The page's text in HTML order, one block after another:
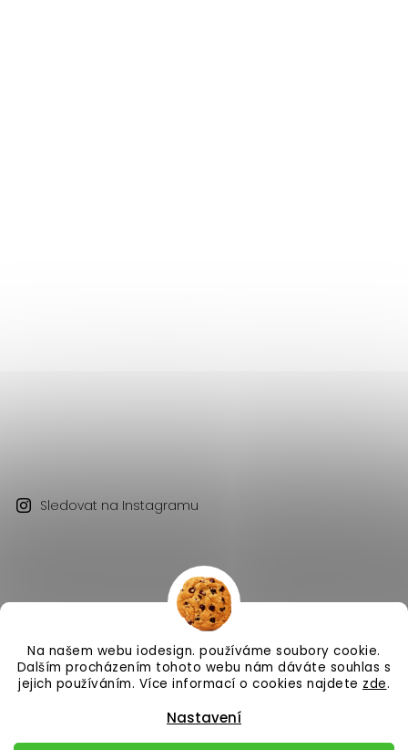
Na našem webu iodesign. používáme soubory cookie.
Dalším procházením tohoto webu nám dáváte souhlas s
jejich používáním. Více informací o cookies najdete zde.
Nastavení
Sledovat na Instagramu
Copyright 2026 iodesign. . Všechna práva vyhrazena.
Vytvořil Shoptet| DesignShoptak.cz